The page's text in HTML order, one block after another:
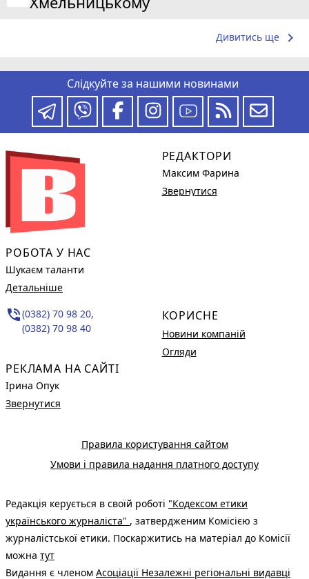
Дивитись ще keyboard_arrow_right
Слідкуйте за нашими новинами
РОБОТА У НАС
Шукаєм таланти
Детальніше
phone_in_talk(0382) 70 98 20,
(0382) 70 98 40
РЕКЛАМА НА САЙТІ
Ірина Опук
Звернутися
РЕДАКТОРИ
Максим Фарина
Звернутися
КОРИСНЕ
Новини компаній
Огляди
Правила користування сайтом
Умови і правила надання платного доступу
Редакція керується в своїй роботі "Кодексом етики
українського журналіста" , затвердженим Комісією з
журналістської етики. Поскаржитись на матеріал до Комісії
можна тут
Видання є членом Асоціації Незалежні регіональні видавці